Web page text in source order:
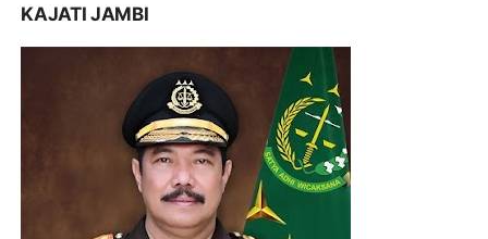
KAJATI JAMBI